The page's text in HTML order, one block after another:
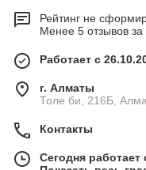
Рейтинг не
Менее 5 отзывов за
Работает с
г. Алматы
Толе би, 216Б,
Контакты
Сегодня работает